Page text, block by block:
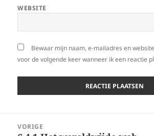
WEBSITE
Bewaar mijn naam, e-mailadres en
voor de volgende keer wanneer ik een reactie
VORIGE